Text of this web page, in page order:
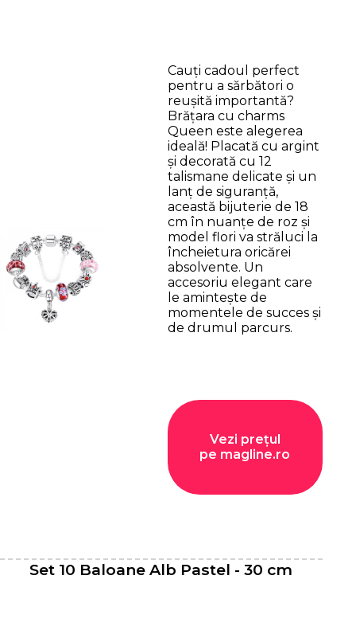
Cauți cadoul perfect
pentru a sărbători o
reușită importantă?
Brățara cu charms
Queen este alegerea
ideală! Placată cu argint
și decorată cu 12
talismane delicate și un
lanț de siguranță,
această bijuterie de 18
cm în nuanțe de roz și
model flori va străluci la
încheietura oricărei
absolvente. Un
accesoriu elegant care
le amintește de
momentele de succes și
de drumul parcurs.
Vezi prețul
pe magline.ro
Set 10 Baloane Alb Pastel - 30 cm